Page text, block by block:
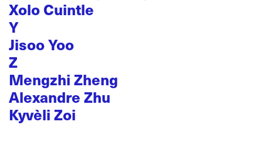
Xolo Cuintle
Y
Jisoo Yoo
Z
Mengzhi Zheng
Alexandre Zhu
Kyvèli Zoi